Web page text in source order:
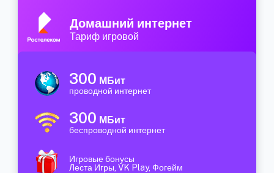
Домашний интернет
Тариф игровой
300 МБит
проводной интернет
300 МБит
беспроводной интернет
Игровые бонусы
Леста Игры, VK Play, Фогейм